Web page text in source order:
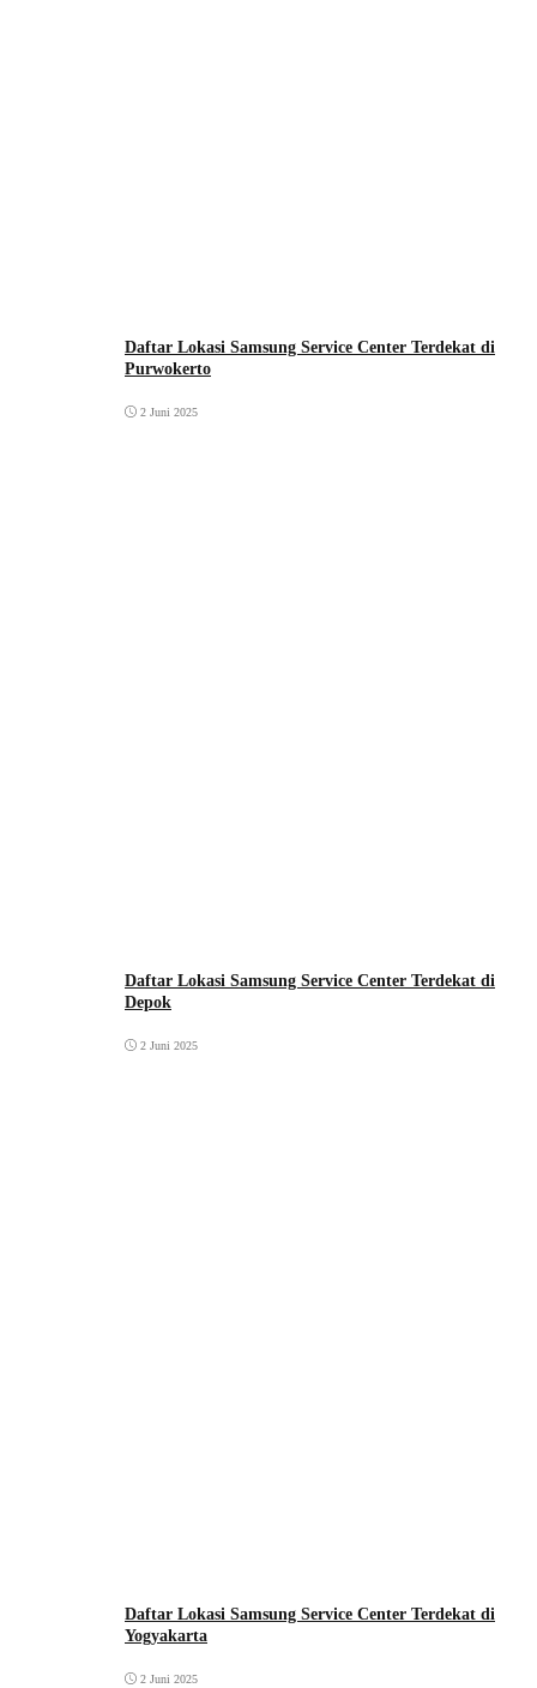
Daftar Lokasi Samsung Service Center Terdekat di
Purwokerto
2 Juni 2025
Daftar Lokasi Samsung Service Center Terdekat di
Depok
2 Juni 2025
Daftar Lokasi Samsung Service Center Terdekat di
Yogyakarta
2 Juni 2025